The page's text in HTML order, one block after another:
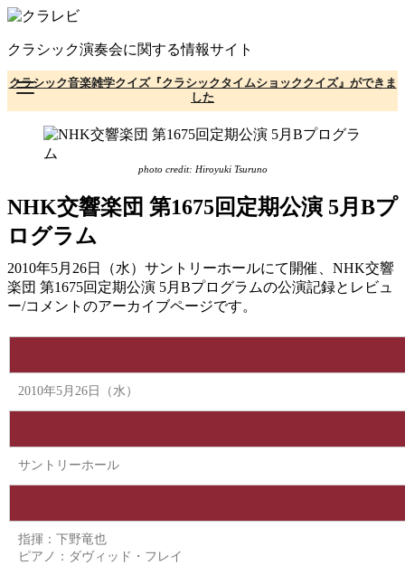
コ
テ
ン
ツ
へ
クラシック演奏会に関する情報サイト
クラシック音楽雑学クイズ『クラシックタイムショッククイズ』ができま
した
photo credit: Hiroyuki Tsuruno
NHK交響楽団 第1675回定期公演 5月Bプ
ログラム
2010年5月26日（水）サントリーホールにて開催、NHK交響
楽団 第1675回定期公演 5月Bプログラムの公演記録とレビュ
ー/コメントのアーカイブページです。
2010年5月26日（水）
サントリーホール
指揮：下野竜也
ピアノ：ダヴィッド・フレイ